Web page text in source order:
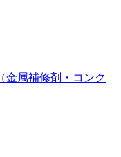
（金属補修剤・コンク